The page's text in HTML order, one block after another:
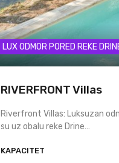
LUX ODMOR PORED REKE
RIVERFRONT Villas
Riverfront Villas: Luksuzan
su uz obalu reke Drine…
KAPACITET